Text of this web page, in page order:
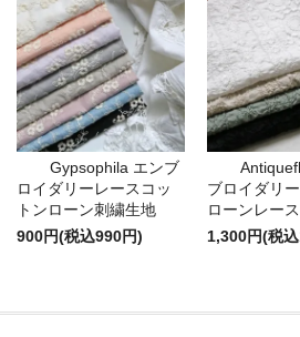
Gypsophila エンブ
ロイダリーレースコッ
トンローン刺繍生地
900円(税込990円)
ブロイダリ
ローンレー
1,300円(税